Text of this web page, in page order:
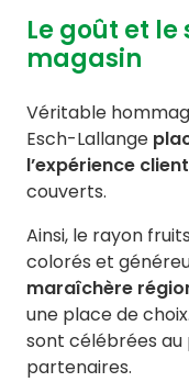
Le goût et
magasin
Véritable
Esch-Lallange
l’expérience client
couverts.
Ainsi, le rayon
colorés et
maraîchère
une place de
sont célébrées au
partenaires.